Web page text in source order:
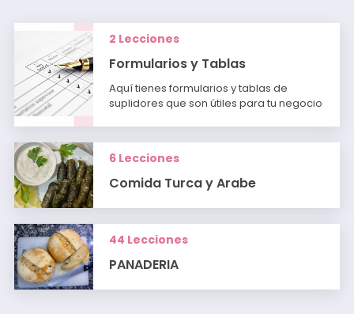
2 Lecciones
Formularios y Tablas
Aquí tienes formularios y tablas de
suplidores que son útiles para tu negocio
6 Lecciones
Comida Turca y Arabe
44 Lecciones
PANADERIA